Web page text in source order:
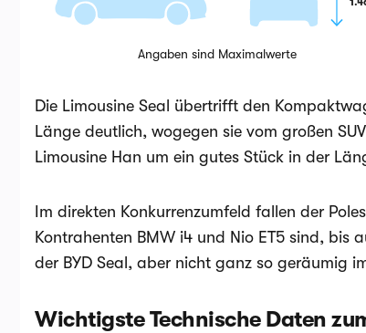
Angaben sind Maximalwerte
Die Limousine Seal übertrifft den
Länge deutlich, wogegen sie vom großen
Limousine Han um ein gutes Stück in der
Im direkten Konkurrenzumfeld fallen der
Kontrahenten BMW i4 und Nio ET5 sind, bis
der BYD Seal, aber nicht ganz so geräumig
Wichtigste Technische Daten